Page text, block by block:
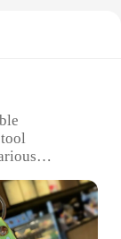
tool
in
removing